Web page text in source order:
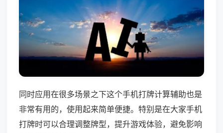
同时应用在很多场景之下这个手机打牌计算辅助也是
非常有用的，使用起来简单便捷。特别是在大家手机
打牌时可以合理调整牌型，提升游戏体验，避免影响